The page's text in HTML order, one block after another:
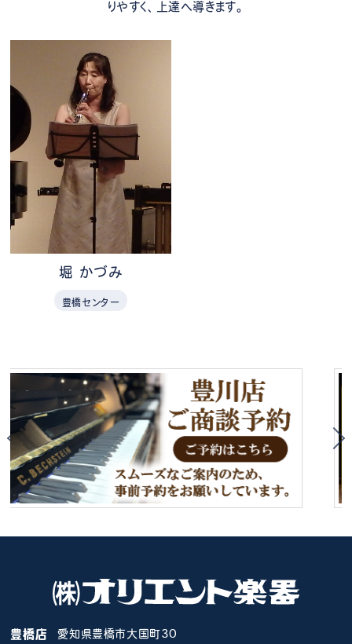
りやすく、上達へ導きます。
堀 かづみ
豊橋センター
豊橋店
愛知県豊橋市大国町30